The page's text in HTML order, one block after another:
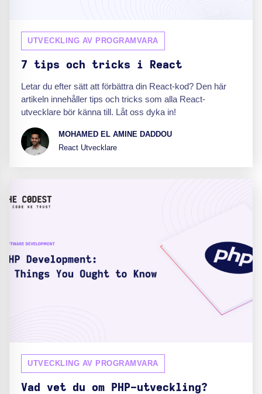
UTVECKLING AV PROGRAMVARA
7 tips och tricks i React
Letar du efter sätt att förbättra din React-kod? Den här
artikeln innehåller tips och tricks som alla React-
utvecklare bör känna till. Låt oss dyka in!
MOHAMED EL AMINE DADDOU
React Utvecklare
UTVECKLING AV PROGRAMVARA
Vad vet du om PHP-utveckling?